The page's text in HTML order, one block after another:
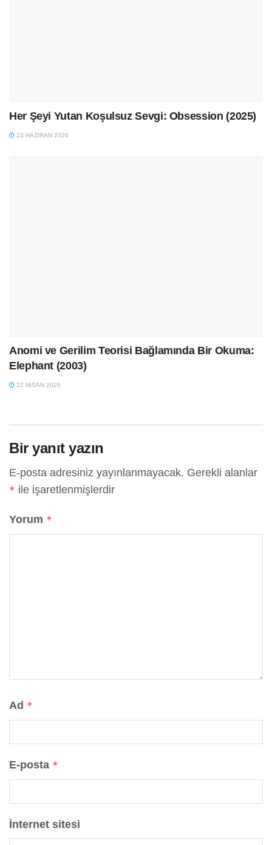
Her Şeyi Yutan Koşulsuz Sevgi: Obsession (2025)
23 HAZIRAN 2026
Anomi ve Gerilim Teorisi Bağlamında Bir Okuma:
Elephant (2003)
22 NISAN 2026
Bir yanıt yazın
E-posta adresiniz yayınlanmayacak. Gerekli alanlar
* ile işaretlenmişlerdir
Yorum *
Ad *
E-posta *
İnternet sitesi